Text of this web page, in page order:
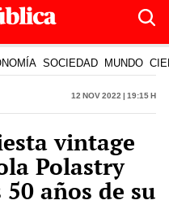
SOCIEDAD MUNDO
12 Nov 2022 | 19:15 h
vintage
Polastry
años de su